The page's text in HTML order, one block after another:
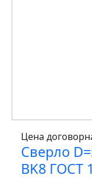
Цена
Сверло
BK8 ГОСТ